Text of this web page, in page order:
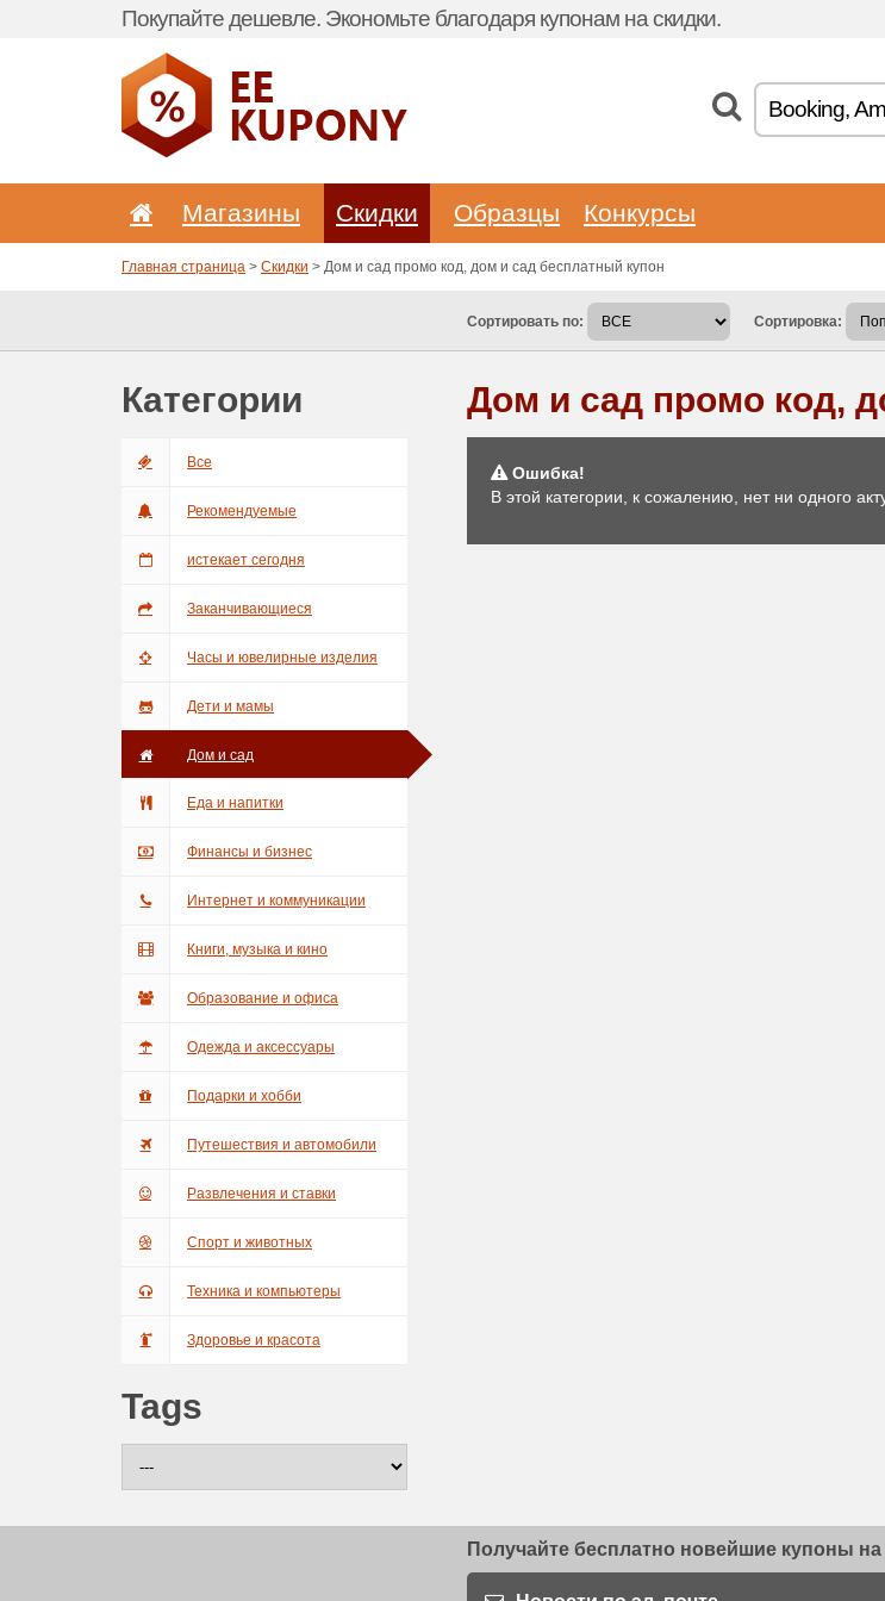
Покупайте дешевле. Экономьте благодаря купонам на скидки.
Магазины Скидки Образцы Конкурсы
Главная страница > Скидки > Дом и сад промо код, дом и сад бесплатный купон
Сортировать по: Сортировка:
Категории
Все
Рекомендуемые
истекает сегодня
Заканчивающиеся
предложения
Часы и ювелирные изделия
Дети и мамы
Дом и сад
Еда и напитки
Финансы и бизнес
Интернет и коммуникации
Книги, музыка и кино
Образование и офиса
Одежда и аксессуары
Подарки и хобби
Путешествия и автомобили
Развлечения и ставки
Спорт и животных
Техника и компьютеры
Здоровье и красота
Tags
Дом и сад промо код,
Ошибка!
В этой категории, к сожалению, нет ни одного
Получайте бесплатно новейшие купоны